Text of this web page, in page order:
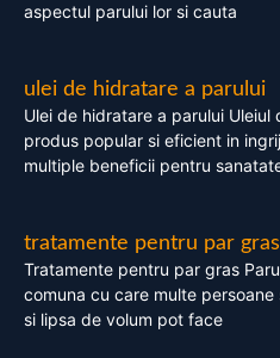
aspectul parului lor si cauta
ulei de hidratare a parului
Ulei de hidratare a parului
produs popular si eficient in
multiple beneficii pentru
tratamente pentru par gras
Tratamente pentru par gras
comuna cu care multe
si lipsa de volum pot face